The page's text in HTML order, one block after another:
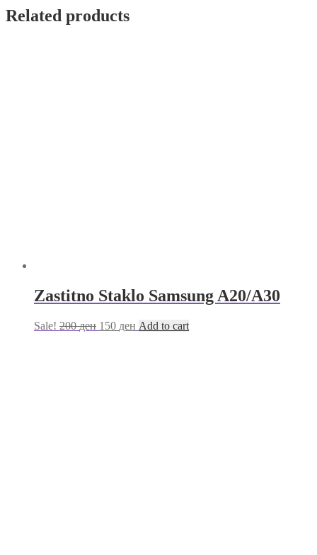
Related products
Zastitno Staklo Samsung A20/A30
Sale! 200ден 150 ден Add to cart